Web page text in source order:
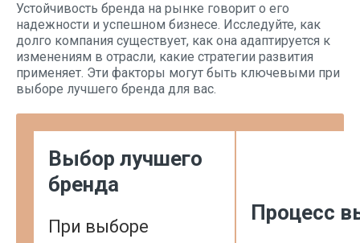
Устойчивость бренда на рынке говорит о его
надежности и успешном бизнесе. Исследуйте, как
долго компания существует, как она адаптируется к
изменениям в отрасли, какие стратегии развития
применяет. Эти факторы могут быть ключевыми при
выборе лучшего бренда для вас.
Выбор лучшего
бренда
При выборе
Процесс